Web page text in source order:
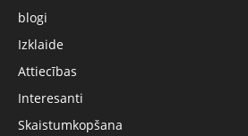
blogi
Izklaide
Attiecības
Interesanti
Skaistumkopšana